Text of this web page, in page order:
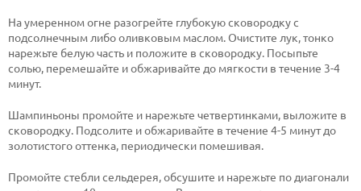
На умеренном огне разогрейте глубокую сковородку с
подсолнечным либо оливковым маслом. Очистите лук, тонко
нарежьте белую часть и положите в сковородку. Посыпьте
солью, перемешайте и обжаривайте до мягкости в течение 3-4
минут.
Шампиньоны промойте и нарежьте четвертинками, выложите в
сковородку. Подсолите и обжаривайте в течение 4-5 минут до
золотистого оттенка, периодически помешивая.
Промойте стебли сельдерея, обсушите и нарежьте по диагонали